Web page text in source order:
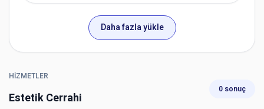
Daha fazla yükle
HIZMETLER
Estetik Cerrahi
0 sonuç